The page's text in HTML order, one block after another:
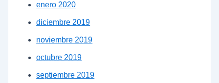
enero 2020
diciembre 2019
noviembre 2019
octubre 2019
septiembre 2019